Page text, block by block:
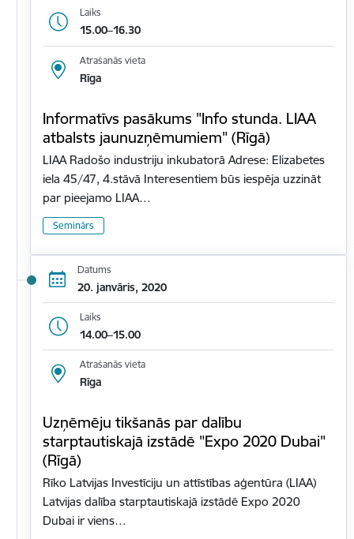
Laiks
15.00–16.30
Atrašanās vieta
Rīga
Informatīvs pasākums "Info stunda. LIAA
atbalsts jaunuzņēmumiem" (Rīgā)
LIAA Radošo industriju inkubatorā Adrese: Elizabetes
iela 45/47, 4.stāvā Interesentiem būs iespēja uzzināt
par pieejamo LIAA…
Seminārs
Datums
20. janvāris, 2020
Laiks
14.00–15.00
Atrašanās vieta
Rīga
Uzņēmēju tikšanās par dalību
starptautiskajā izstādē "Expo 2020 Dubai"
(Rīgā)
Rīko Latvijas Investīciju un attīstības aģentūra (LIAA)
Latvijas dalība starptautiskajā izstādē Expo 2020
Dubai ir viens…